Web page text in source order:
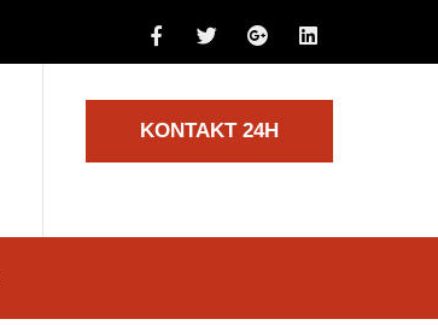
KONTAKT 24H